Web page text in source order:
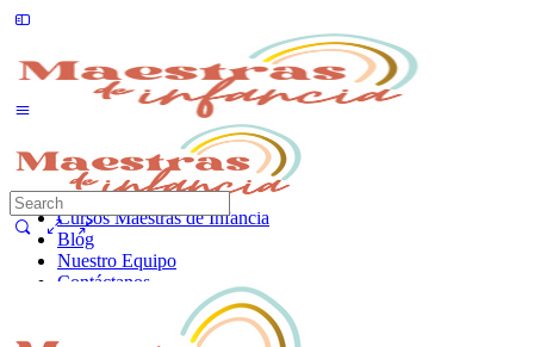
Inicio
Cursos Maestras de Infancia
Blog
Nuestro Equipo
Contáctanos